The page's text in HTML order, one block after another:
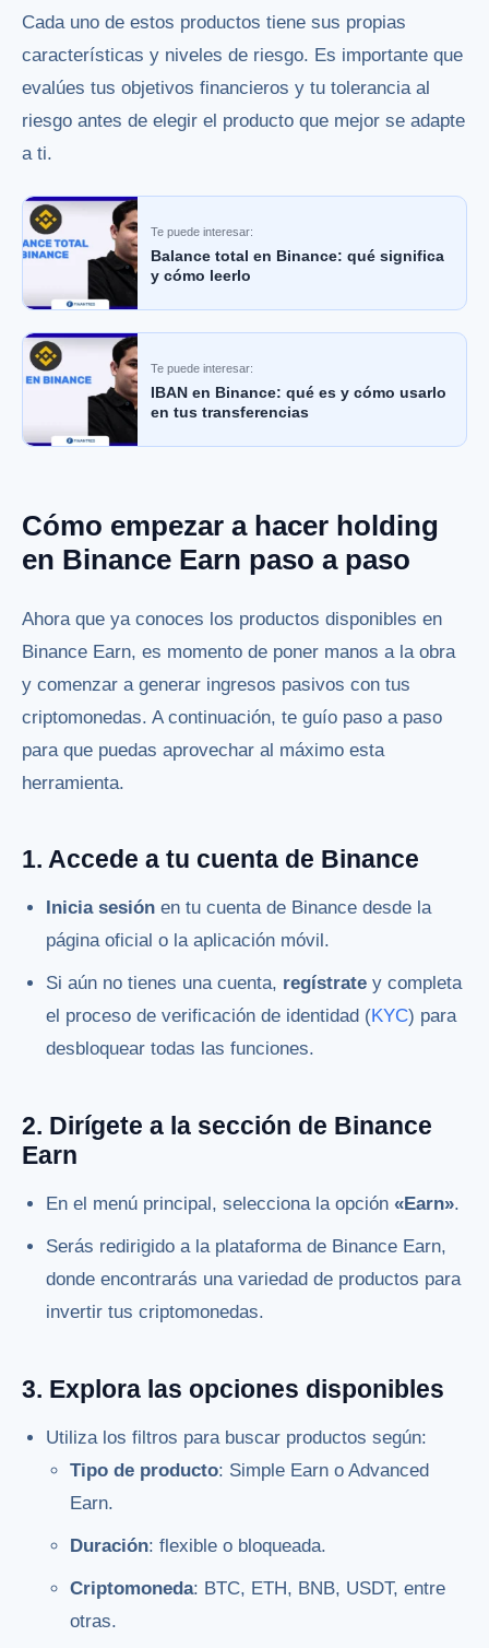
Cada uno de estos productos tiene sus propias
características y niveles de riesgo. Es importante que
evalúes tus objetivos financieros y tu tolerancia al
riesgo antes de elegir el producto que mejor se adapte
a ti.
Te puede interesar:
Balance total en Binance: qué significa
y cómo leerlo
Te puede interesar:
IBAN en Binance: qué es y cómo usarlo
en tus transferencias
Cómo empezar a hacer holding
en Binance Earn paso a paso
Ahora que ya conoces los productos disponibles en
Binance Earn, es momento de poner manos a la obra
y comenzar a generar ingresos pasivos con tus
criptomonedas. A continuación, te guío paso a paso
para que puedas aprovechar al máximo esta
herramienta.
1. Accede a tu cuenta de Binance
Inicia sesión en tu cuenta de Binance desde la
página oficial o la aplicación móvil.
Si aún no tienes una cuenta, regístrate y completa
el proceso de verificación de identidad (KYC) para
desbloquear todas las funciones.
2. Dirígete a la sección de Binance
Earn
En el menú principal, selecciona la opción«Earn».
Serás redirigido a la plataforma de Binance Earn,
donde encontrarás una variedad de productos para
invertir tus criptomonedas.
3. Explora las opciones disponibles
Utiliza los filtros para buscar productos según:
Tipo de producto: Simple Earn o Advanced
Earn.
Duración: flexible o bloqueada.
Criptomoneda: BTC, ETH, BNB, USDT, entre
otras.